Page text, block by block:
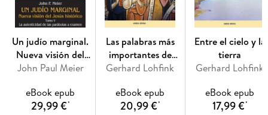
Un judío marginal.
Nueva visión del
Jesús histórico V
John Paul Meier
eBook epub
29,99 €*
Las palabras más
importantes de
Jesús
Gerhard Lohfink
eBook epub
20,99 €*
Entre el cielo y la
tierra
Gerhard Lohfink
eBook epub
17,99 €*